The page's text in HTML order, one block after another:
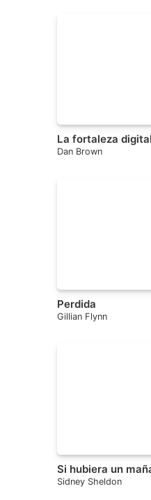
La fortaleza digital
Dan Brown
Perdida
Gillian Flynn
Si hubiera un
Sidney Sheldon